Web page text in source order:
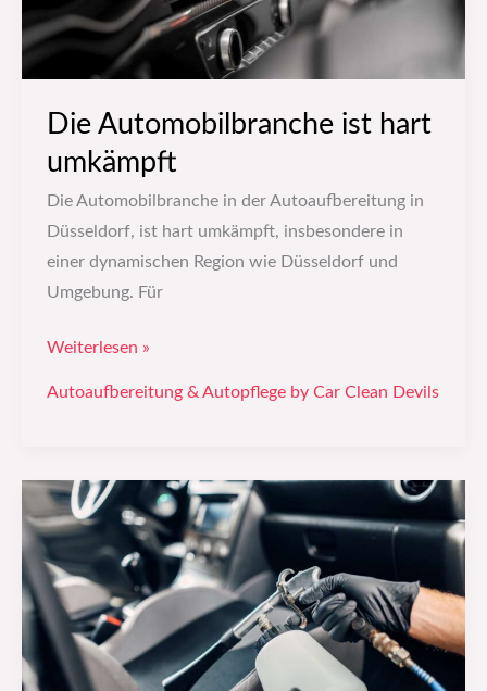
Die Automobilbranche ist hart
umkämpft
Die Automobilbranche in der Autoaufbereitung in
Düsseldorf, ist hart umkämpft, insbesondere in
einer dynamischen Region wie Düsseldorf und
Umgebung. Für
Weiterlesen »
Autoaufbereitung & Autopflege by Car Clean Devils
Eine
gründliche
Autoreinigung
ist
essenziell